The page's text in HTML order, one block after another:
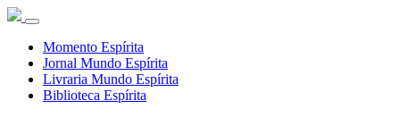
Momento Espírita
Jornal Mundo Espírita
Livraria Mundo Espírita
Biblioteca Espírita